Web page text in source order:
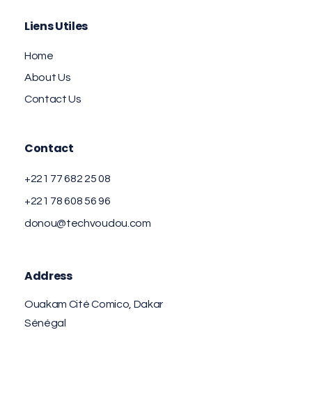
Liens Utiles
Home
About Us
Contact Us
Contact
+221 77 682 25 08
+221 78 608 56 96
donou@techvoudou.com
Address
Ouakam Cité Comico, Dakar
Sénégal